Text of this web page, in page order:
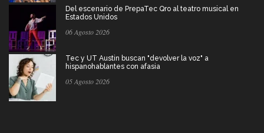
Del escenario de PrepaTec Qro al teatro musical en
Estados Unidos
06 Agosto 2026
Tec y UT Austin buscan "devolver la voz" a
hispanohablantes con afasia
05 Agosto 2026